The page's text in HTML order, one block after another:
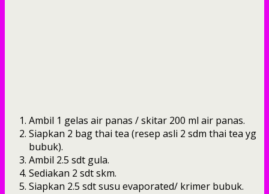
Ambil 1 gelas air panas / skitar 200 ml air panas.
Siapkan 2 bag thai tea (resep asli 2 sdm thai tea yg
bubuk).
Ambil 2.5 sdt gula.
Sediakan 2 sdt skm.
Siapkan 2.5 sdt susu evaporated/ krimer bubuk.